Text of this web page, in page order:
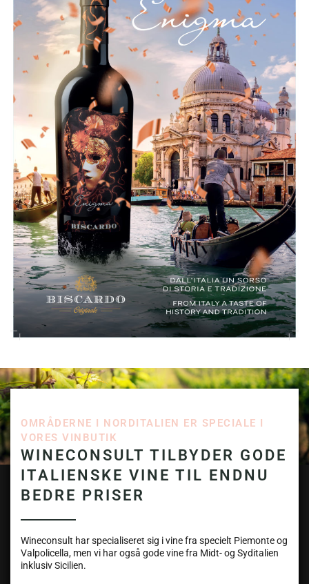
OMRÅDERNE I NORDITALIEN ER SPECIALE I
VORES VINBUTIK
WINECONSULT TILBYDER GODE
ITALIENSKE VINE TIL ENDNU
BEDRE PRISER
Wineconsult har specialiseret sig i vine fra specielt Piemonte og
Valpolicella, men vi har også gode vine fra Midt- og Syditalien
inklusiv Sicilien.